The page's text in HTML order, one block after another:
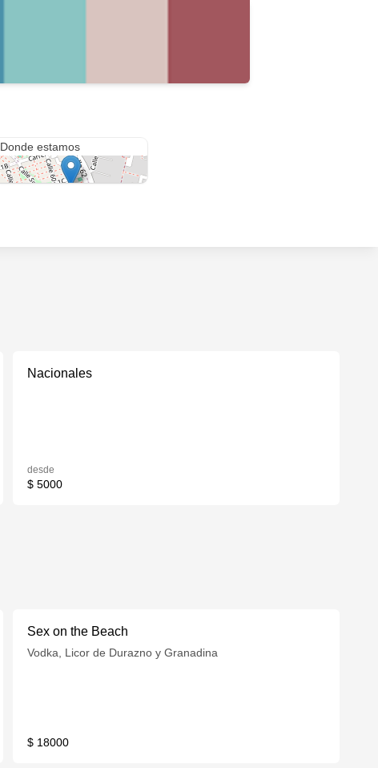
Donde estamos
Nacionales
desde
$ 5000
Sex on the Beach
Vodka, Licor de Durazno y Granadina
$ 18000